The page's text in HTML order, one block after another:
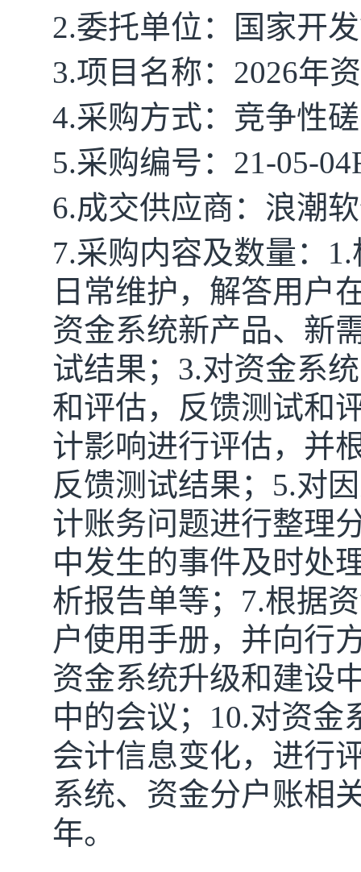
2.委托单位：国家开
3.项目名称： 2026年
4.采购方式：竞争性
5.采购编号： 21-05-
6.成交供应商： 浪潮
7.采购内容及数量：
日常维护，解答用户
资金系统新产品、新
试结果；3.对资金系
和评估，反馈测试和
计影响进行评估，并
反馈测试结果；5.对
计账务问题进行整理
中发生的事件及时处
析报告单等；7.根据
户使用手册，并向行
资金系统升级和建设
中的会议；10.对资
会计信息变化，进行
系统、资金分户账相
年。